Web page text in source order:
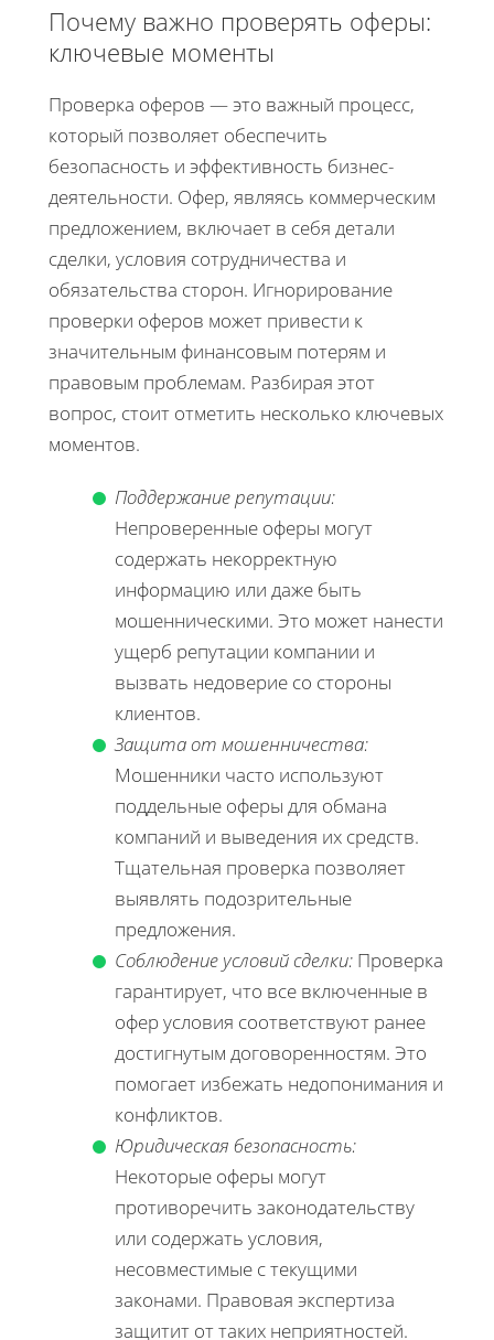
Почему важно проверять оферы:
ключевые моменты
Проверка оферов — это важный процесс,
который позволяет обеспечить
безопасность и эффективность бизнес-
деятельности. Офер, являясь коммерческим
предложением, включает в себя детали
сделки, условия сотрудничества и
обязательства сторон. Игнорирование
проверки оферов может привести к
значительным финансовым потерям и
правовым проблемам. Разбирая этот
вопрос, стоит отметить несколько ключевых
моментов.
Поддержание репутации:
Непроверенные оферы могут
содержать некорректную
информацию или даже быть
мошенническими. Это может нанести
ущерб репутации компании и
вызвать недоверие со стороны
клиентов.
Защита от мошенничества:
Мошенники часто используют
поддельные оферы для обмана
компаний и выведения их средств.
Тщательная проверка позволяет
выявлять подозрительные
предложения.
Соблюдение условий сделки: Проверка
гарантирует, что все включенные в
офер условия соответствуют ранее
достигнутым договоренностям. Это
помогает избежать недопонимания и
конфликтов.
Юридическая безопасность:
Некоторые оферы могут
противоречить законодательству
или содержать условия,
несовместимые с текущими
законами. Правовая экспертиза
защитит от таких неприятностей.